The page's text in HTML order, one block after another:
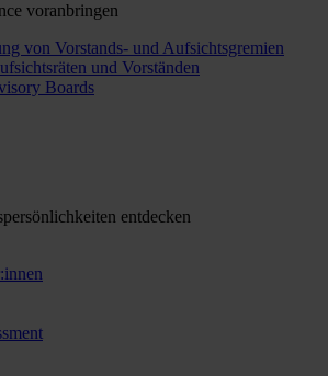
voranbringen
von Vorstands- und Aufsichtsgremien
und Vorständen
Boards
entdecken